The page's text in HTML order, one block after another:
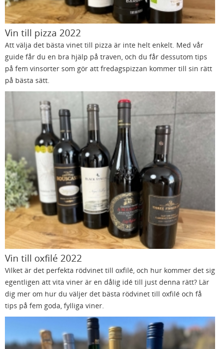
Vin till pizza 2022
Att välja det bästa vinet till pizza är inte helt enkelt. Med vår
guide får du en bra hjälp på traven, och du får dessutom tips
på fem vinsorter som gör att fredagspizzan kommer till sin rätt
på bästa sätt.
Vin till oxfilé 2022
Vilket är det perfekta rödvinet till oxfilé, och hur kommer det sig
egentligen att vita viner är en dålig idé till just denna rätt? Lär
dig mer om hur du väljer det bästa rödvinet till oxfilé och få
tips på fem goda, fylliga viner.